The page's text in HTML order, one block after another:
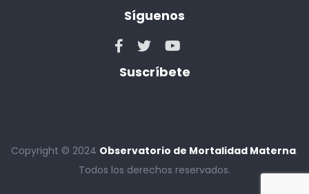
Síguenos
Suscríbete
Copyright © 2024 Observatorio de Mortalidad Materna.
Todos los derechos reservados.